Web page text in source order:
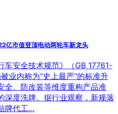
亿市值登顶电动两轮车新龙头
车安全技术规范》（GB 17761-
业内称为"史上最严"的标准升
全、防改装等维度重构产品准
深度洗牌。据行业观察，新规落
牌代工…